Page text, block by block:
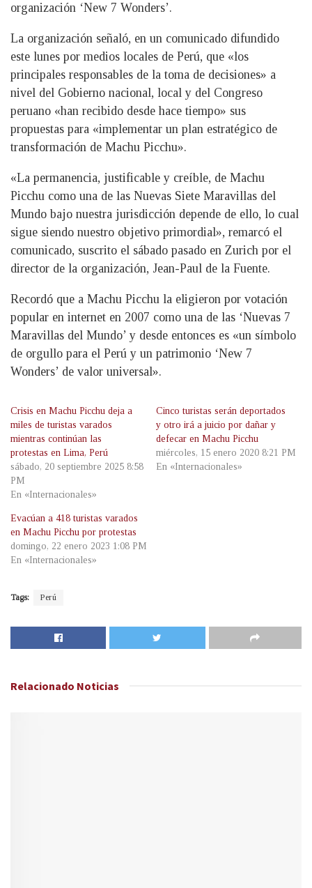
organización ‘New 7 Wonders’.
La organización señaló, en un comunicado difundido
este lunes por medios locales de Perú, que «los
principales responsables de la toma de decisiones» a
nivel del Gobierno nacional, local y del Congreso
peruano «han recibido desde hace tiempo» sus
propuestas para «implementar un plan estratégico de
transformación de Machu Picchu».
«La permanencia, justificable y creíble, de Machu
Picchu como una de las Nuevas Siete Maravillas del
Mundo bajo nuestra jurisdicción depende de ello, lo cual
sigue siendo nuestro objetivo primordial», remarcó el
comunicado, suscrito el sábado pasado en Zurich por el
director de la organización, Jean-Paul de la Fuente.
Recordó que a Machu Picchu la eligieron por votación
popular en internet en 2007 como una de las ‘Nuevas 7
Maravillas del Mundo’ y desde entonces es «un símbolo
de orgullo para el Perú y un patrimonio ‘New 7
Wonders’ de valor universal».
Crisis en Machu Picchu deja a
miles de turistas varados
mientras continúan las
protestas en Lima, Perú
sábado, 20 septiembre 2025 8:58
PM
En «Internacionales»
Cinco turistas serán deportados
y otro irá a juicio por dañar y
defecar en Machu Picchu
miércoles, 15 enero 2020 8:21 PM
En «Internacionales»
Evacúan a 418 turistas varados
en Machu Picchu por protestas
domingo, 22 enero 2023 1:08 PM
En «Internacionales»
Tags: Perú
Relacionado Noticias